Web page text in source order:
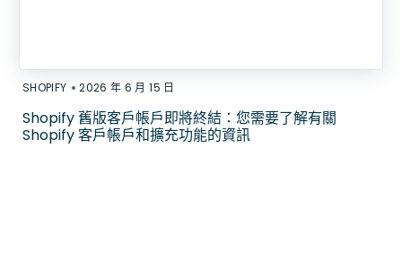
SHOPIFY • 2026 年 6 月 15 日
Shopify 舊版客戶帳戶即將終結：您需要了解有關
Shopify 客戶帳戶和擴充功能的資訊